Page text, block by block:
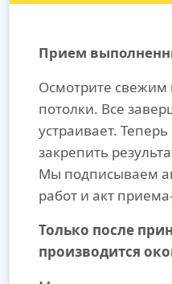
Прием
Осмотрите свежим
потолки. Все
устраивает.
закрепить
Мы подписываем
работ и акт
Только после
производится